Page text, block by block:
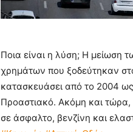
Ποια είναι η λύση; Η μείωση
χρημάτων που ξοδεύτηκαν
κατασκευάσει από το 2004 ως
Προαστιακό. Ακόμη και τώρα,
σε άσφαλτο, βενζίνη και